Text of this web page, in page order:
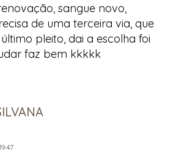
sangue novo,
de uma terceira via, que
pleito, dai a escolha foi
faz bem kkkkk